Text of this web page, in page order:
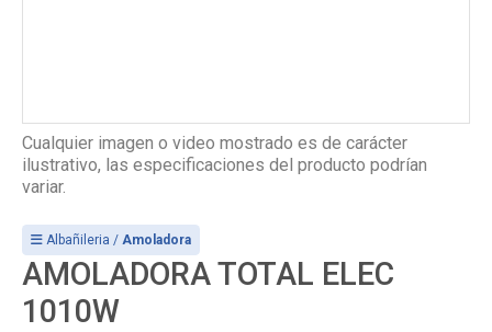
Cualquier imagen o video mostrado es de carácter
ilustrativo, las especificaciones del producto podrían
variar.
Albañileria / Amoladora
AMOLADORA TOTAL ELEC
1010W